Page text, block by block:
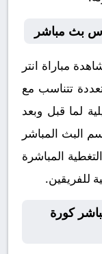
بث مباشر
مباراة انتر
تتناسب مع
لما قبل وبعد
البث المباشر
المباشرة
للفريقين.
كورة